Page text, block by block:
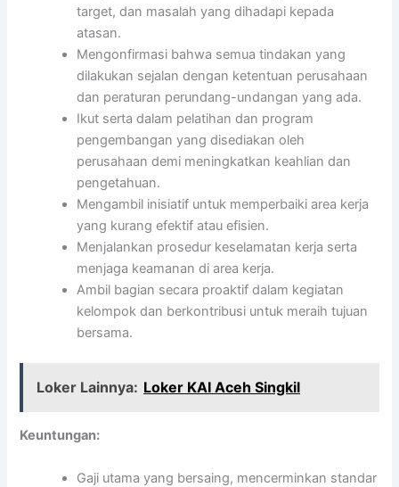
target, dan masalah yang dihadapi kepada
atasan.
Mengonfirmasi bahwa semua tindakan yang
dilakukan sejalan dengan ketentuan perusahaan
dan peraturan perundang-undangan yang ada.
Ikut serta dalam pelatihan dan program
pengembangan yang disediakan oleh
perusahaan demi meningkatkan keahlian dan
pengetahuan.
Mengambil inisiatif untuk memperbaiki area kerja
yang kurang efektif atau efisien.
Menjalankan prosedur keselamatan kerja serta
menjaga keamanan di area kerja.
Ambil bagian secara proaktif dalam kegiatan
kelompok dan berkontribusi untuk meraih tujuan
bersama.
Loker Lainnya: Loker KAI Aceh Singkil
Keuntungan:
Gaji utama yang bersaing, mencerminkan standar